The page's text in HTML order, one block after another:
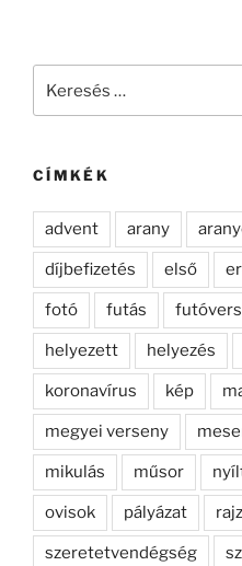
CÍMKÉK
advent arany
díjbefizetés első
fotó futás
helyezett helyezés
koronavírus kép
megyei verseny
mikulás műsor
ovisok pályázat rajz
szeretetvendégség